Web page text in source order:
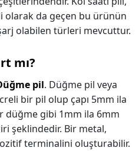
olarak da geçen bu ürünün
olabilen türleri mevcuttur.
mı?
pil. Düğme pil veya
bir pil olup çapı 5mm ila
düğme gibi 1mm ila 6mm
şeklindedir. Bir metal,
terminalini oluşturabilir.